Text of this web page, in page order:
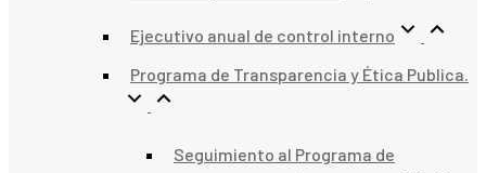
Ejecutivo anual de control interno
Programa de Transparencia y Ética Publica.
Seguimiento al Programa de